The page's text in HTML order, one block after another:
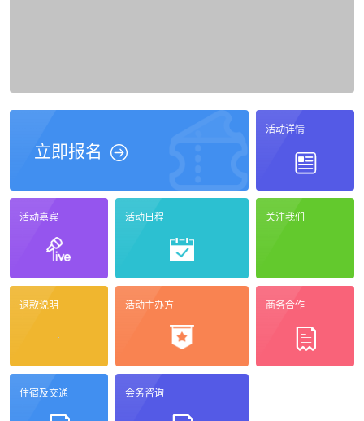
立即报名
活动详情
活动嘉宾 活动日程 关注我们
退款说明 活动主办方 商务合作
住宿及交通 会务咨询